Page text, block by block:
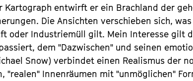
Kartograph entwirft er ein Brachland der
Die Ansichten verschieben sich,
oder Industriemüll gilt. Mein Interesse gilt
dem "Dazwischen" und seinen
Snow) verbindet einen Realismus der
"realen" Innenräumen mit "unmöglichen"